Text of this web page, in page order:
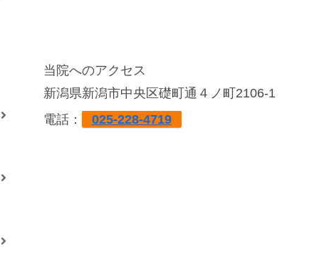
当院へのアクセス
新潟県新潟市中央区礎町通４ノ町2106-1
電話：
025-228-4719